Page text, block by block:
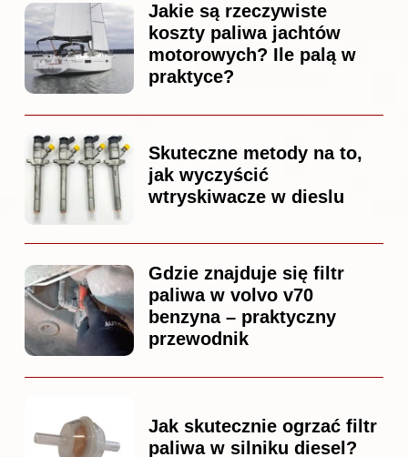
Jakie są rzeczywiste
koszty paliwa jachtów
motorowych? Ile palą w
praktyce?
Skuteczne metody na to,
jak wyczyścić
wtryskiwacze w dieslu
Gdzie znajduje się filtr
paliwa w volvo v70
benzyna – praktyczny
przewodnik
Jak skutecznie ogrzać filtr
paliwa w silniku diesel?